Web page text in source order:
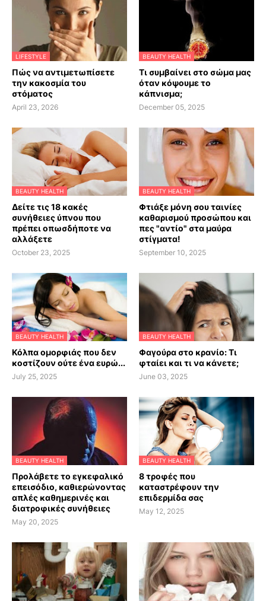
LIFESTYLE
Πώς να αντιμετωπίσετε
την κακοσμία του
στόματος
April 23, 2026
BEAUTY HEALTH
Τι συμβαίνει στο σώμα μας
όταν κόψουμε το
κάπνισμα;
December 05, 2025
BEAUTY HEALTH
Δείτε τις 18 κακές
συνήθειες ύπνου που
πρέπει οπωσδήποτε να
αλλάξετε
October 23, 2025
BEAUTY HEALTH
Φτιάξε μόνη σου ταινίες
καθαρισμού προσώπου και
πες "αντίο" στα μαύρα
στίγματα!
September 10, 2025
BEAUTY HEALTH
Κόλπα ομορφιάς που δεν
κοστίζουν ούτε ένα ευρώ...
July 25, 2025
BEAUTY HEALTH
Φαγούρα στο κρανίο: Τι
φταίει και τι να κάνετε;
June 03, 2025
BEAUTY HEALTH
Προλάβετε το εγκεφαλικό
επεισόδιο, καθιερώνοντας
απλές καθημερινές και
διατροφικές συνήθειες
May 20, 2025
BEAUTY HEALTH
8 τροφές που
καταστρέφουν την
επιδερμίδα σας
May 12, 2025